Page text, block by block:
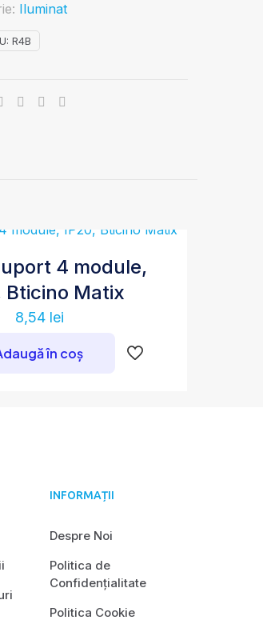
R4B
Iluminat
4 module,
Bticino Matix
8,54 lei
în coș
INFORMAȚII
Despre Noi
Politica de
Confidențialitate
Politica Cookie